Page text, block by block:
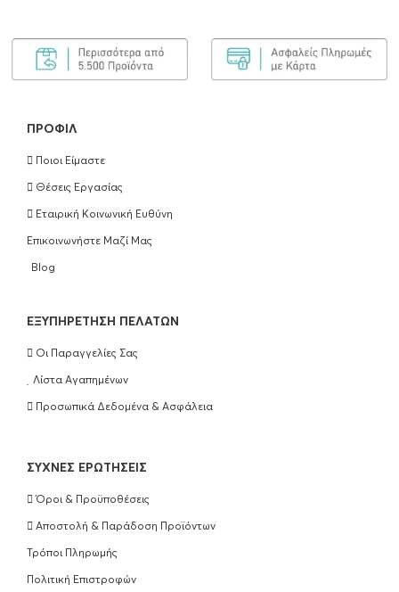
ΠΡΟΦΊΛ
Ποιοι Είμαστε
Θέσεις Εργασίας
Εταιρική Κοινωνική Ευθύνη
Επικοινωνήστε Μαζί Μας
Blog
EΞΥΠΗΡΈΤΗΣΗ ΠΕΛΑΤΏΝ
Οι Παραγγελίες Σας
Λίστα Αγαπημένων
Προσωπικά Δεδομένα & Ασφάλεια
ΣΥΧΝΈΣ ΕΡΩΤΉΣΕΙΣ
Όροι & Προϋποθέσεις
Αποστολή & Παράδοση Προϊόντων
Τρόποι Πληρωμής
Πολιτική Επιστροφών